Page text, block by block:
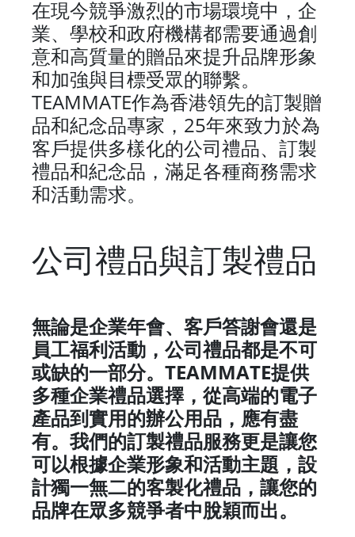
在現今競爭激烈的市場環境中，企
業、學校和政府機構都需要通過創
意和高質量的贈品來提升品牌形象
和加強與目標受眾的聯繫。
TEAMMATE作為香港領先的訂製贈
品和紀念品專家， 25年來致力於為
客戶提供多樣化的公司禮品、訂製
禮品和紀念品，滿足各種商務需求
和活動需求。
公司禮品與訂製禮品
無論是企業年會、客戶答謝會還是
員工福利活動，公司禮品都是不可
或缺的一部分。 TEAMMATE提供
多種企業禮品選擇，從高端的電子
產品到實用的辦公用品，應有盡
有。我們的訂製禮品服務更是讓您
可以根據企業形象和活動主題，設
計獨一無二的客製化禮品，讓您的
品牌在眾多競爭者中脫穎而出。